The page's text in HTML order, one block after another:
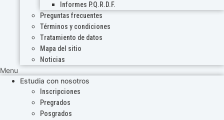
Informes P.Q.R.D.F.
Preguntas frecuentes
Términos y condiciones
Tratamiento de datos
Mapa del sitio
Noticias
Menu
Estudia con nosotros
Inscripciones
Pregrados
Posgrados